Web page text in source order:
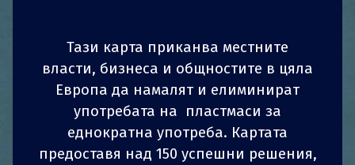
Бизнес
Няколко марки естествена козметика и
детергенти – като Kostka Mydła, Luch
Botanicals, Ministerstwo Dobrego Mydła, Fridge
by Yde, Purite, Jan Barba, Creamy и Simple as
1 СПОДЕЛИ z СПОДЕЛИ
СПОДЕЛИ СПОДЕЛИ
Тази карта приканва местните
власти, бизнеса и общностите в цяла
Европа да намалят и елиминират
употребата на пластмаси за
еднократна употреба. Картата
предоставя над 150 успешни решения,
1 СПОДЕЛИ z СПОДЕЛИ
СПОДЕЛИ СПОДЕЛИ